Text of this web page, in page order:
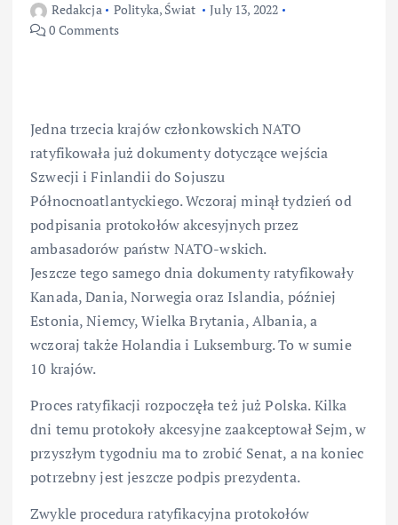
Redakcja Polityka, Świat
July 13, 2022
0 Comments
Jedna trzecia krajów członkowskich NATO
ratyfikowała już dokumenty dotyczące wejścia
Szwecji i Finlandii do Sojuszu
Północnoatlantyckiego. Wczoraj minął tydzień od
podpisania protokołów akcesyjnych przez
ambasadorów państw NATO-wskich.
Jeszcze tego samego dnia dokumenty ratyfikowały
Kanada, Dania, Norwegia oraz Islandia, później
Estonia, Niemcy, Wielka Brytania, Albania, a
wczoraj także Holandia i Luksemburg. To w sumie
10 krajów.
Proces ratyfikacji rozpoczęła też już Polska. Kilka
dni temu protokoły akcesyjne zaakceptował Sejm, w
przyszłym tygodniu ma to zrobić Senat, a na koniec
potrzebny jest jeszcze podpis prezydenta.
Zwykle procedura ratyfikacyjna protokołów